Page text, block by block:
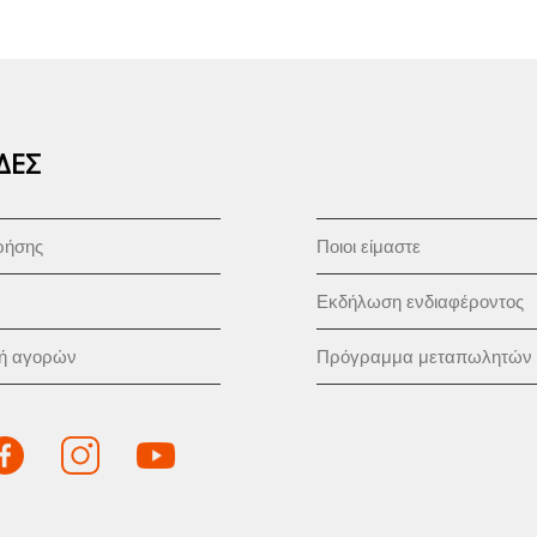
αγορών
Ποιοι είμαστε
Εκδήλωση ενδιαφέροντος
Πρόγραμμα μεταπωλητών